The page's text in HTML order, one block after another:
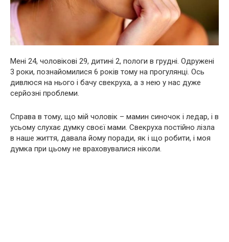
Мені 24, чоловікові 29, дитині 2, пологи в грудні. Одружені
3 роки, познайомилися 6 років тому на прогулянці. Ось
дивлюся на нього і бачу свекруха, а з нею у нас дуже
серйозні проблеми.
Справа в тому, що мій чоловік – мамин синочок і ледар, і в
усьому слухає думку своєї мами. Свекруха постійно лізла
в наше життя, давала йому поради, як і що робити, і моя
думка при цьому не враховувалися ніколи.